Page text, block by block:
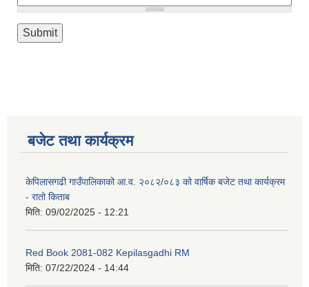
बजेट तथा कार्यक्रम
केपिलासगढी गाउँपालिकाको आ.व. २०८२/०८३ को वार्षिक बजेट तथा कार्यक्रम
- रातो किताब
मिति: 09/02/2025 - 12:21
Red Book 2081-082 Kepilasgadhi RM
मिति: 07/22/2024 - 14:44